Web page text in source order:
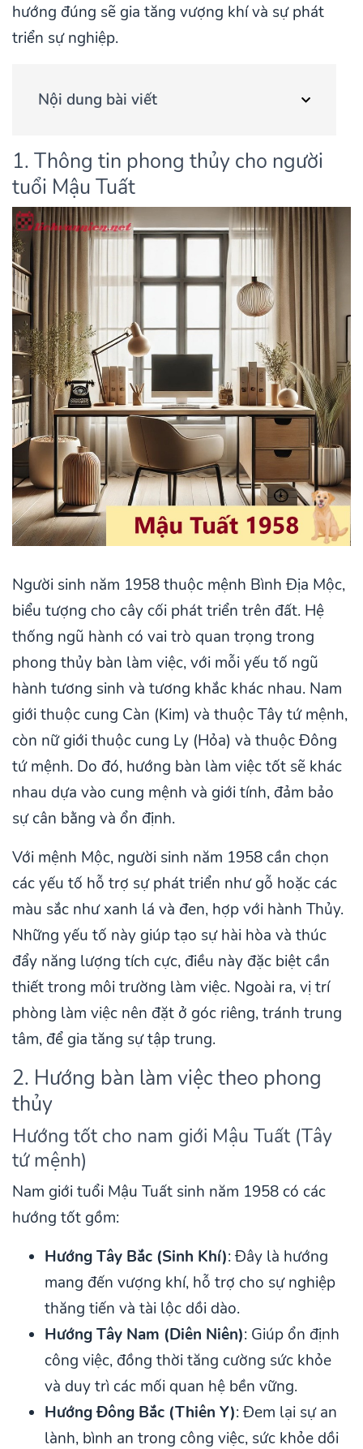
hướng đúng sẽ gia tăng vượng khí và sự phát
triển sự nghiệp.
Nội dung bài viết
1. Thông tin phong thủy cho người
tuổi Mậu Tuất
Người sinh năm 1958 thuộc mệnh Bình Địa Mộc,
biểu tượng cho cây cối phát triển trên đất. Hệ
thống ngũ hành có vai trò quan trọng trong
phong thủy bàn làm việc, với mỗi yếu tố ngũ
hành tương sinh và tương khắc khác nhau. Nam
giới thuộc cung Càn (Kim) và thuộc Tây tứ mệnh,
còn nữ giới thuộc cung Ly (Hỏa) và thuộc Đông
tứ mệnh. Do đó, hướng bàn làm việc tốt sẽ khác
nhau dựa vào cung mệnh và giới tính, đảm bảo
sự cân bằng và ổn định.
Với mệnh Mộc, người sinh năm 1958 cần chọn
các yếu tố hỗ trợ sự phát triển như gỗ hoặc các
màu sắc như xanh lá và đen, hợp với hành Thủy.
Những yếu tố này giúp tạo sự hài hòa và thúc
đẩy năng lượng tích cực, điều này đặc biệt cần
thiết trong môi trường làm việc. Ngoài ra, vị trí
phòng làm việc nên đặt ở góc riêng, tránh trung
tâm, để gia tăng sự tập trung.
2. Hướng bàn làm việc theo phong
thủy
Hướng tốt cho nam giới Mậu Tuất (Tây
tứ mệnh)
Nam giới tuổi Mậu Tuất sinh năm 1958 có các
hướng tốt gồm:
Hướng Tây Bắc (Sinh Khí): Đây là hướng
mang đến vượng khí, hỗ trợ cho sự nghiệp
thăng tiến và tài lộc dồi dào.
Hướng Tây Nam (Diên Niên): Giúp ổn định
công việc, đồng thời tăng cường sức khỏe
và duy trì các mối quan hệ bền vững.
Hướng Đông Bắc (Thiên Y): Đem lại sự an
lành, bình an trong công việc, sức khỏe dồi